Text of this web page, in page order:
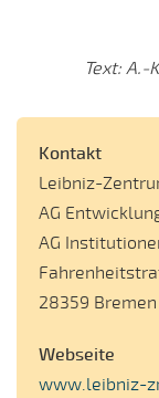
Text: A.-
Kontakt
Leibniz-
AG
AG
28359 Bremen
Webseite
www.leibniz-